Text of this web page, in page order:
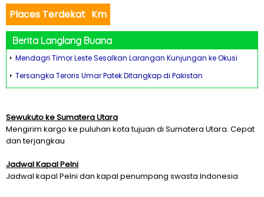
Places Terdekat Km
Berita Langlang Buana
Mendagri Timor Leste Sesalkan Larangan Kunjungan ke Okusi
Tersangka Teroris Umar Patek Ditangkap di Pakistan
Sewukuto ke Sumatera Utara
Mengirim kargo ke puluhan kota tujuan di Sumatera Utara. Cepat
dan terjangkau
Jadwal Kapal Pelni
Jadwal kapal Pelni dan kapal penumpang swasta Indonesia